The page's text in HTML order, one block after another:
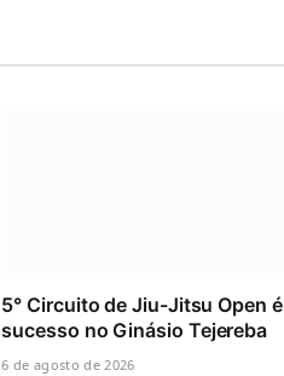
5° Circuito de Jiu-Jitsu Open é
sucesso no Ginásio Tejereba
6 de agosto de 2026